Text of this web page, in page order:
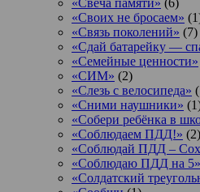
«Свеча памяти» (6)
«Своих не бросаем»
«Связь поколений» (7)
«Сдай батарейку —
«Семейные ценности»
«СИМ» (2)
«Слезь с велосипеда»
«Сними наушники»
«Собери ребёнка в
«Соблюдаем ПДД!» (2)
«Соблюдай ПДД –
«Соблюдаю ПДД на 5»
«Солдатский